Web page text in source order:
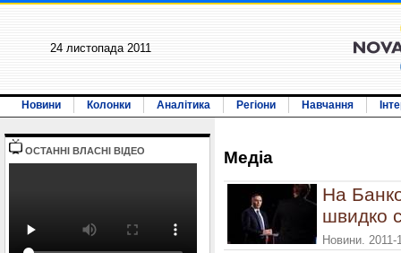
24 листопада 2011
Новини Колонки Аналітика Регіони Навчання
ОСТАННI ВЛАСНI ВIДЕО Медiа
На
швидко
Новини.